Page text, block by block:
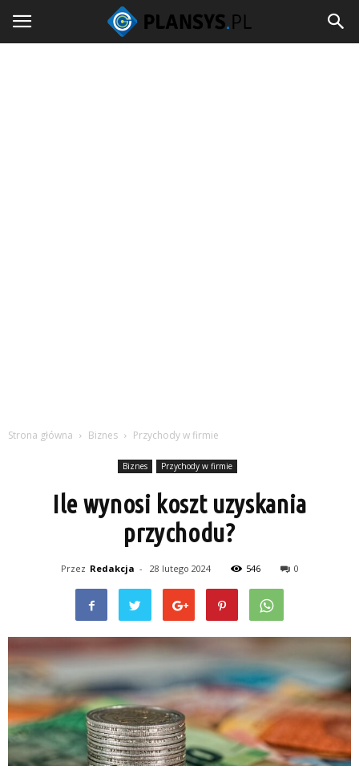
Strona główna Biznes Przychody w firmie
Biznes Przychody w firmie
Ile wynosi koszt uzyskania
przychodu?
Przez Redakcja - 28 lutego 2024 546 0